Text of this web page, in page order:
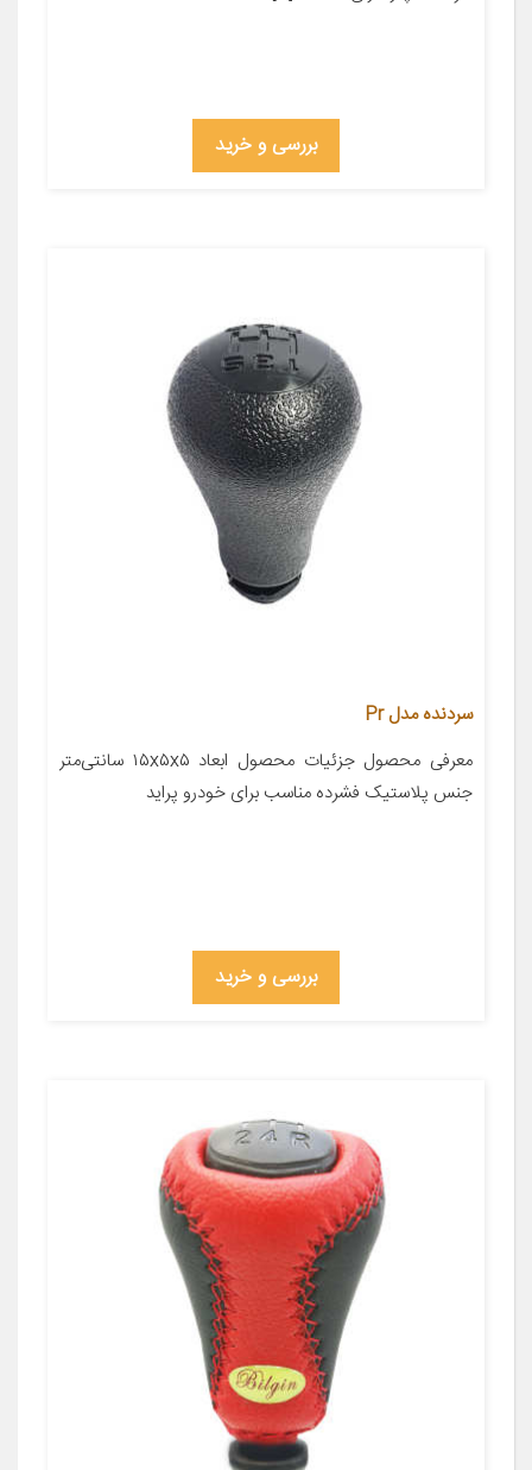
بررسی و خرید
سردنده مدل Pr
معرفی محصول جزئیات محصول ابعاد ۱۵x۵x۵ سانتی‌متر
جنس پلاستیک فشرده مناسب برای خودرو پراید
بررسی و خرید